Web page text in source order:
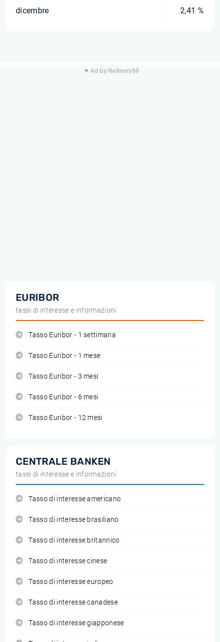
dicembre 2,41 %
▼ Ad by Refinery89
EURIBOR
tassi di interesse e informazioni
Tasso Euribor - 1 settimana
Tasso Euribor - 1 mese
Tasso Euribor - 3 mesi
Tasso Euribor - 6 mesi
Tasso Euribor - 12 mesi
CENTRALE BANKEN
tassi di interesse e informazioni
Tasso di interesse americano
Tasso di interesse brasiliano
Tasso di interesse britannico
Tasso di interesse cinese
Tasso di interesse europeo
Tasso di interesse canadese
Tasso di interesse giapponese